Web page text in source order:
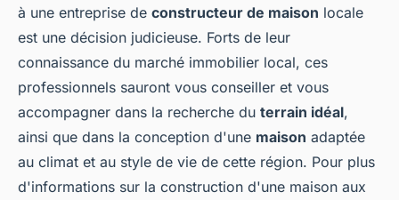
à une entreprise de constructeur de maison locale
est une décision judicieuse. Forts de leur
connaissance du marché immobilier local, ces
professionnels sauront vous conseiller et vous
accompagner dans la recherche du terrain idéal,
ainsi que dans la conception d'une maison adaptée
au climat et au style de vie de cette région. Pour plus
d'informations sur la construction d'une maison aux